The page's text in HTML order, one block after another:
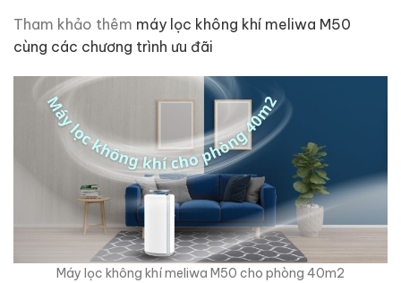
Tham khảo thêm máy lọc không khí meliwa M50
cùng các chương trình ưu đãi
Máy lọc không khí meliwa M50 cho phòng 40m2